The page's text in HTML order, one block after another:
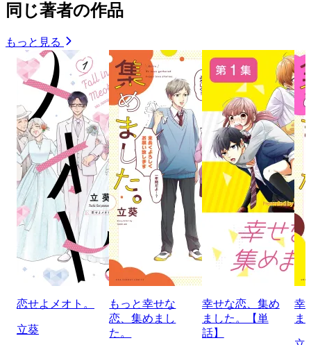
同じ著者の作品
もっと見る
恋せよメオト。
立葵
もっと幸せな
恋、集めまし
た。
幸せな恋、集め
ました。【単
話】
幸
ま